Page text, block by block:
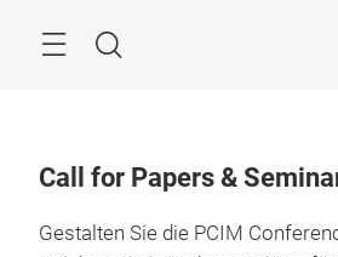
Suche
Call for Papers &
Gestalten Sie die PCIM